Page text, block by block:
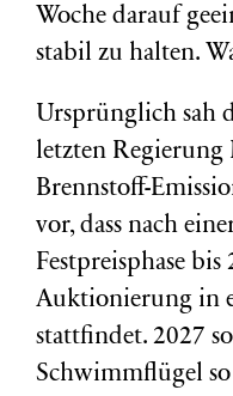
Woche darauf
stabil zu halten.
Ursprünglich sah
letzten Regierung
Brennstoff-
vor, dass nach
Festpreisphase
Auktionierung in
stattfindet. 2027
Schwimmflügel